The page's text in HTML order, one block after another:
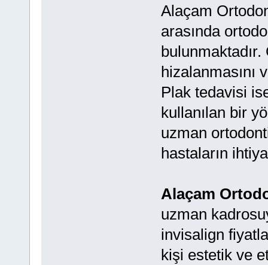
Alaçam
arasında
hizalanmasını
Plak tedavisi
kullanılan bir
uzman
hastaların
Alaçam
uzman
invisalign
kişi estetik ve